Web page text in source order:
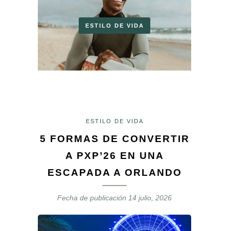
ESTILO DE VIDA
ESTILO DE VIDA
5 FORMAS DE CONVERTIR
A PXP’26 EN UNA
ESCAPADA A ORLANDO
Fecha de publicación 14 julio, 2026